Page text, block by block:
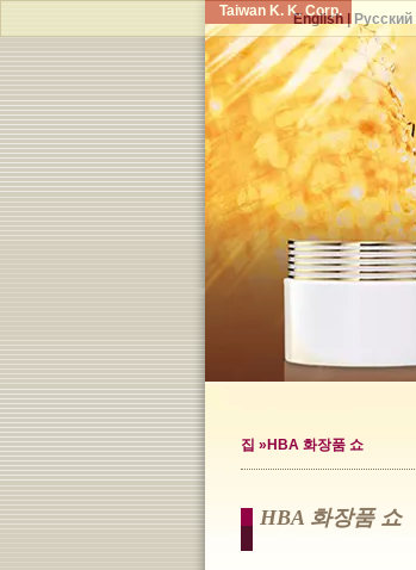
Taiwan K. K. Corp.
집 »HBA 화장품 쇼
HBA 화장품 쇼
English| Русский|